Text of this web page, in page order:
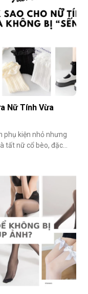
Nữ Tính Vừa
phụ kiện nhỏ nhưng
tất nữ cổ bèo, đặc
Vậy làm sao để